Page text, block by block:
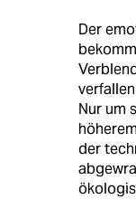
Der
Nur um
der